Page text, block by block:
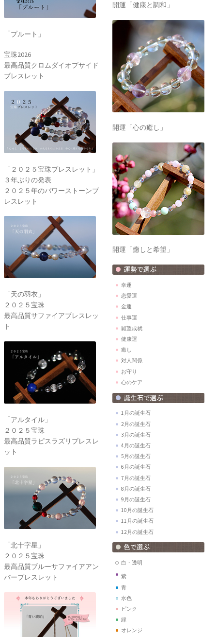
「プルート」
宝珠2026
最高品質クロムダイオプサイド
ブレスレット
「２０２５宝珠ブレスレット」
３年ぶりの発表
２０２５年のパワーストーンブ
レスレット
「天の羽衣」
２０２５宝珠
最高品質サファイアブレスレッ
ト
「アルタイル」
２０２５宝珠
最高品質ラピスラズリブレスレ
ット
「北十字星」
２０２５宝珠
最高品質ブルーサファイアアン
バーブレスレット
開運「健康と調和」
開運「心の癒し」
開運「癒しと希望」
幸運
恋愛運
金運
仕事運
願望成就
健康運
癒し
対人関係
お守り
心のケア
1月の誕生石
2月の誕生石
3月の誕生石
4月の誕生石
5月の誕生石
6月の誕生石
7月の誕生石
8月の誕生石
9月の誕生石
10月の誕生石
11月の誕生石
12月の誕生石
白・透明
紫
青
水色
ピンク
緑
オレンジ